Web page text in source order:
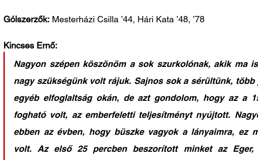
Gólszerzők: Mesterházi Csilla ’44, Hári Kata ’48, ’78
Kincses Ernő:
Nagyon szépen köszönöm a sok szurkolónak, akik ma
nagy szükségünk volt rájuk. Sajnos sok a sérültünk,
egyéb elfoglaltság okán, de azt gondolom, hogy az a
fogható volt, az emberfeletti teljesítményt nyújtott.
ebben az évben, hogy büszke vagyok a lányaimra, ez
volt. Az első 25 percben beszorított minket az